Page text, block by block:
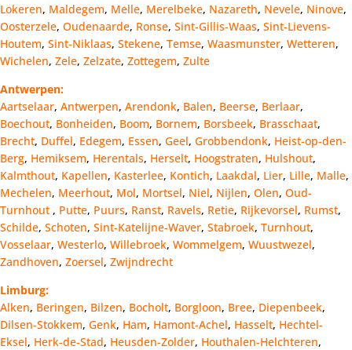
Lokeren, Maldegem, Melle, Merelbeke, Nazareth, Nevele, Ninove,
Oosterzele, Oudenaarde, Ronse, Sint-Gillis-Waas, Sint-Lievens-
Houtem, Sint-Niklaas, Stekene, Temse, Waasmunster, Wetteren,
Wichelen, Zele, Zelzate, Zottegem, Zulte
Antwerpen:
Aartselaar, Antwerpen, Arendonk, Balen, Beerse, Berlaar,
Boechout, Bonheiden, Boom, Bornem, Borsbeek, Brasschaat,
Brecht, Duffel, Edegem, Essen, Geel, Grobbendonk, Heist-op-den-
Berg, Hemiksem, Herentals, Herselt, Hoogstraten, Hulshout,
Kalmthout, Kapellen, Kasterlee, Kontich, Laakdal, Lier, Lille, Malle,
Mechelen, Meerhout, Mol, Mortsel, Niel, Nijlen, Olen, Oud-
Turnhout , Putte, Puurs, Ranst, Ravels, Retie, Rijkevorsel, Rumst,
Schilde, Schoten, Sint-Katelijne-Waver, Stabroek, Turnhout,
Vosselaar, Westerlo, Willebroek, Wommelgem, Wuustwezel,
Zandhoven, Zoersel, Zwijndrecht
Limburg:
Alken, Beringen, Bilzen, Bocholt, Borgloon, Bree, Diepenbeek,
Dilsen-Stokkem, Genk, Ham, Hamont-Achel, Hasselt, Hechtel-
Eksel, Herk-de-Stad, Heusden-Zolder, Houthalen-Helchteren,